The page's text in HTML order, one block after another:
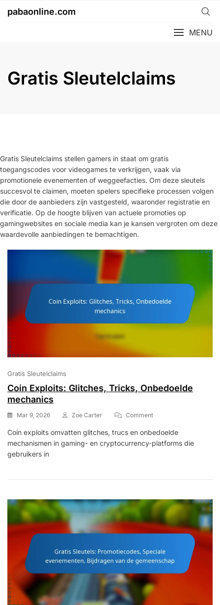
pabaonline.com
MENU
Gratis Sleutelclaims
Gratis Sleutelclaims stellen gamers in staat om gratis
toegangscodes voor videogames te verkrijgen, vaak via
promotionele evenementen of weggeefacties. Om deze sleutels
succesvol te claimen, moeten spelers specifieke processen volgen
die door de aanbieders zijn vastgesteld, waaronder registratie en
verificatie. Op de hoogte blijven van actuele promoties op
gamingwebsites en sociale media kan je kansen vergroten om deze
waardevolle aanbiedingen te bemachtigen.
Gratis Sleutelclaims
Coin Exploits: Glitches, Tricks, Onbedoelde
mechanics
Mar 9, 2026 Zoe Carter CommentOn
Exploits:
Glitches,
Coin exploits omvatten glitches, trucs en onbedoelde
mechanismen in gaming- en cryptocurrency-platforms die
gebruikers in